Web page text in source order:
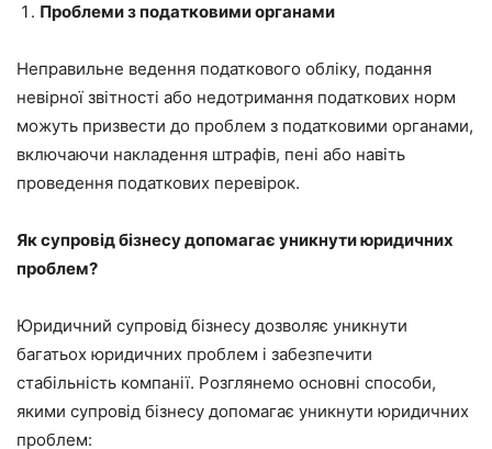
Проблеми з податковими органами
Неправильне ведення податкового обліку, подання
невірної звітності або недотримання податкових норм
можуть призвести до проблем з податковими органами,
включаючи накладення штрафів, пені або навіть
проведення податкових перевірок.
Як супровід бізнесу допомагає уникнути юридичних
проблем?
Юридичний супровід бізнесу дозволяє уникнути
багатьох юридичних проблем і забезпечити
стабільність компанії. Розглянемо основні способи,
якими супровід бізнесу допомагає уникнути юридичних
проблем: